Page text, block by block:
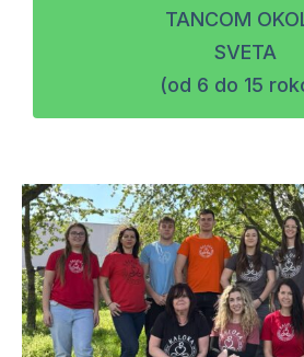
TANCOM
SVETA
(od 6 do 15